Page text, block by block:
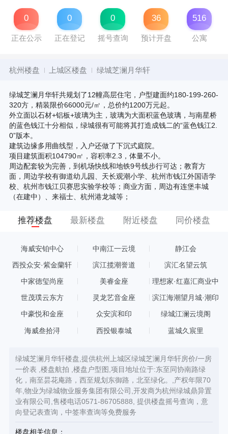
0
正在公示
0
正在登记
0
摇号查询
36
预计开盘
516
公寓
杭州楼盘 上城区楼盘 绿城芝澜月华轩
绿城芝澜月华轩共规划了12幢高层住宅，户型建面约180-199-260-
320方，精装限价66000元/㎡，总价约1200万元起。
外立面以石材+铝板+玻璃为主，玻璃为大面积蓝色玻璃，与南星桥
的蓝色钱江十分相似，绿城很有可能将其打造成钱二的“蓝色钱江2.
0”版本。
建筑边缘多用曲线型，入户还做了下沉式庭院。
项目建筑面积104790㎡，容积率2.3，体量不小。
周边配套较为完善，到机场快线和地铁9号线步行可达；教育方
面，周边学校有御道幼儿园、天长观潮小学、杭州市钱江外国语学
校、杭州市钱江贝赛思实验学校等；商业方面，周边有连堡丰城
（在建中）、来福士、杭州港龙城等；
推荐楼盘 最新楼盘 附近楼盘 同价楼盘
海威安铂中心 中南江一云境 静江会
西投众安·紫金蘭轩 滨江揽潮誉道 滨汇名望云筑
中家德玺尚座 美睿金座
理想家·红嘉汇商业中
世茂璞云东方 灵龙艺音金座 滨江海潮望月城·潮印
中豪悦和金座 众安滨和印 绿城江澜云境阁
海威叁拾浔 西投银泰城 蓝城久宸里
绿城芝澜月华轩楼盘,提供杭州上城区绿城芝澜月华轩房价/一房
一价表 ,楼盘航拍 ,楼盘户型图,项目地址位于:东至同协南路绿
化，南至昙花庵路，西至规划东御路，北至绿化。,产权年限70
年,物业为绿城物业服务集团有限公司,开发商为杭州绿城鼎异置
业有限公司,售楼电话0571-86705888, 提供楼盘摇号查询，意
向登记表查询，中签率查询等免费服务
楼盘相关信息：